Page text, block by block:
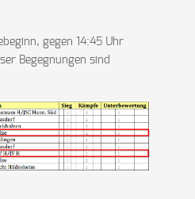
gegen 14:45 Uhr
Begegnungen sind